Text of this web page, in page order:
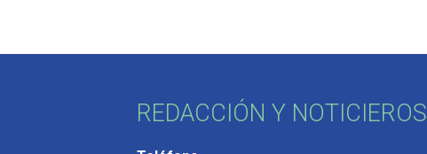
REDACCIÓN Y NOTICIEROS